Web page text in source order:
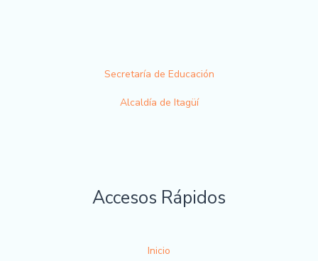
Secretaría de Educación
Alcaldía de Itagüí
Accesos Rápidos
Inicio